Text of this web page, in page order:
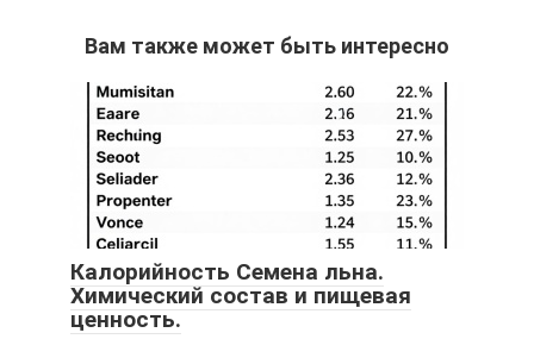
Вам также может быть интересно
Калорийность Семена льна.
Химический состав и пищевая
ценность.